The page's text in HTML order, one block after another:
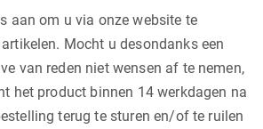
aan om u via onze website te
Mocht u desondanks een
van reden niet wensen af te nemen,
het product binnen 14 werkdagen na
terug te sturen en/of te ruilen